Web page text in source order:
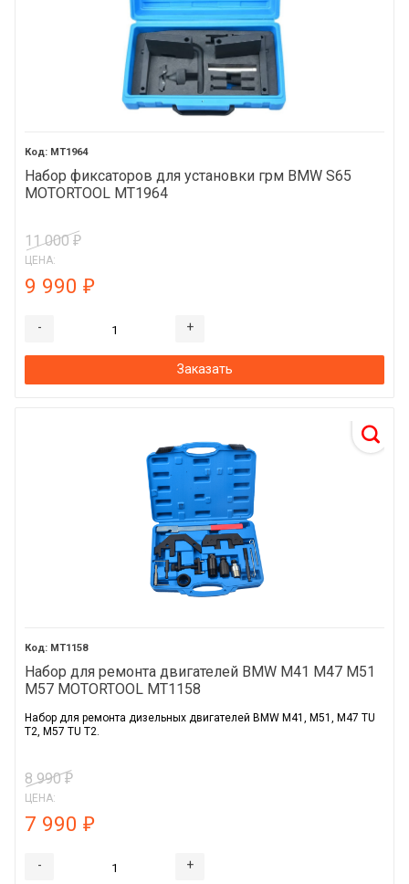
MT1964
Набор фиксаторов для установки грм BMW S65
MOTORTOOL MT1964
11 000 ₽
ЦЕНА:
9 990 ₽
- +
Заказать
MT1158
Набор для ремонта двигателей BMW M41 M47 M51
M57 MOTORTOOL MT1158
Набор для ремонта дизельных двигателей BMW M41, M51, M47 TU
T2, M57 TU T2.
8 990₽
ЦЕНА:
7 990 ₽
- +